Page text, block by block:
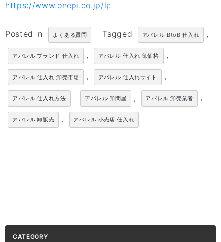
https://www.onepi.co.jp/lp
Posted in よくある質問 Tagged アパレル BtoB 仕入れ ,
アパレル ブランド 仕入れ , アパレル 仕入れ 卸価格 ,
アパレル 仕入れ 卸売市場 , アパレル 仕入れサイト ,
アパレル 仕入れ方法 , アパレル 卸問屋 , アパレル 卸売業者 ,
アパレル 卸販売 , アパレル 小売店 仕入れ
CATEGORY